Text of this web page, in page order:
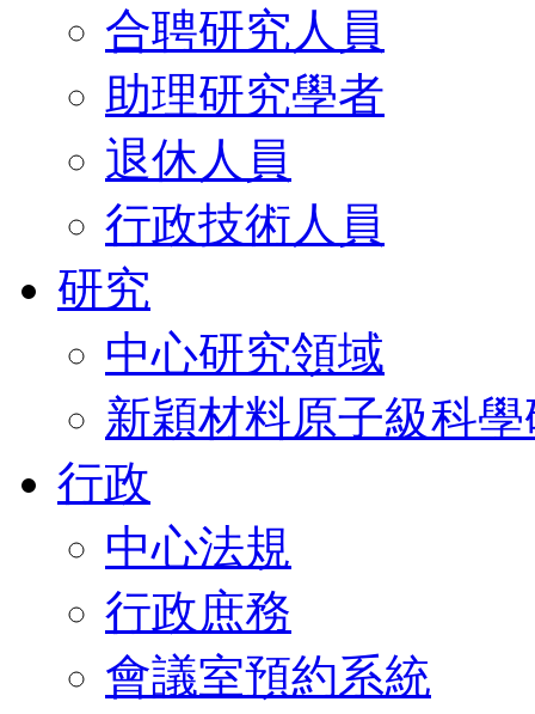
合聘研究人員
助理研究學者
退休人員
行政技術人員
研究
中心研究領域
新穎材料原子級科
行政
中心法規
行政庶務
會議室預約系統